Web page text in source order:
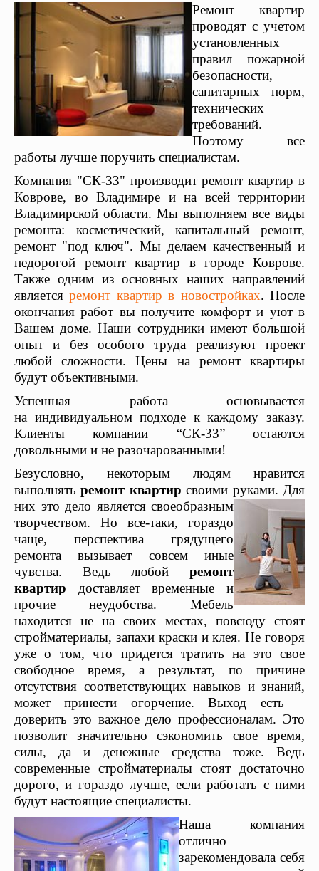
Ремонт квартир
проводят с учетом
установленных
правил пожарной
безопасности,
санитарных норм,
технических
требований.
Поэтому все
работы лучше поручить специалистам.
Компания "СК-33" производит ремонт квартир в
Коврове, во Владимире и на всей территории
Владимирской области. Мы выполняем все виды
ремонта: косметический, капитальный ремонт,
ремонт "под ключ". Мы делаем качественный и
недорогой ремонт квартир в городе Коврове.
Также одним из основных наших направлений
являетсяремонт квартир в новостройках. После
окончания работ вы получите комфорт и уют в
Вашем доме. Наши сотрудники имеют большой
опыт и без особого труда реализуют проект
любой сложности. Цены на ремонт квартиры
будут объективными.
Успешная работа основывается
на индивидуальном подходе к каждому заказу.
Клиенты компании “СК-33”остаются
довольными и не разочарованными!
Безусловно, некоторым людям нравится
выполнятьремонт квартир своими руками. Для
них это дело является своеобразным
творчеством. Но все-таки, гораздо
чаще, перспектива грядущего
ремонта вызывает совсем иные
чувства. Ведь любой ремонт
квартир доставляет временные и
прочие неудобства. Мебель
находится не на своих местах, повсюду стоят
стройматериалы, запахи краски и клея. Не говоря
уже о том, что придется тратить на это свое
свободное время, а результат, по причине
отсутствия соответствующих навыков и знаний,
может принести огорчение. Выход есть –
доверить это важное дело профессионалам. Это
позволит значительно сэкономить свое время,
силы, да и денежные средства тоже. Ведь
современные стройматериалы стоят достаточно
дорого, и гораздо лучше, если работать с ними
будут настоящие специалисты.
Наша компания
отлично
зарекомендовала себя